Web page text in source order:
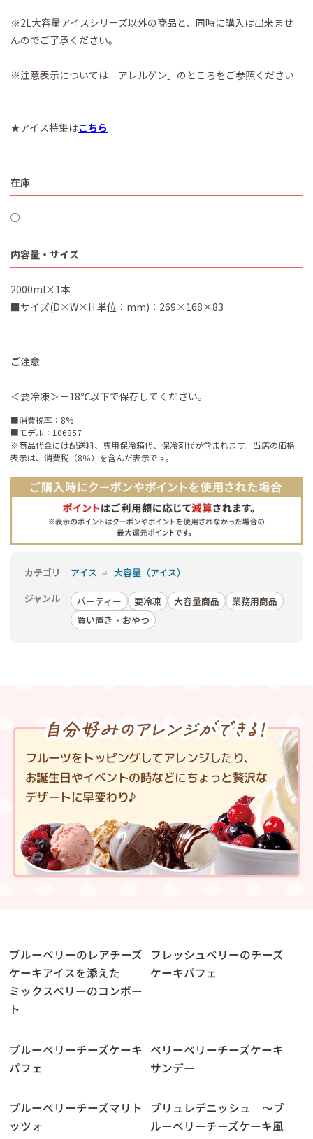
※2L大容量アイスシリーズ以外の商品と、同時に購入は出来ませ
んのでご了承ください。
※注意表示については「アレルゲン」のところをご参照ください
★アイス特集はこちら
在庫
○
内容量・サイズ
2000ml×1本
■サイズ(D×W×H 単位：mm)：269×168×83
ご注意
＜要冷凍＞－18℃以下で保存してください。
■消費税率：8%
■モデル：106857
※商品代金には配送料、専用保冷箱代、保冷剤代が含まれます。当店の価格
表示は、消費税（8％）を含んだ表示です。
カテゴリ アイス
大容量（アイス）
ジャンル
パーティー 要冷凍 大容量商品
業務用商品
買い置き・おやつ
フルーツをトッピングしてアレンジしたり、
お誕生日やイベントの時などにちょっと贅沢な
デザートに早変わり♪
ブルーベリーのレアチーズ
ケーキアイスを添えた
ミックスベリーのコンポー
ト
フレッシュベリーのチーズ
ケーキパフェ
ブルーベリーチーズケーキ
パフェ
ベリーベリーチーズケーキ
サンデー
ブルーベリーチーズマリト
ッツォ
ブリュレデニッシュ ～ブ
ルーベリーチーズケーキ風